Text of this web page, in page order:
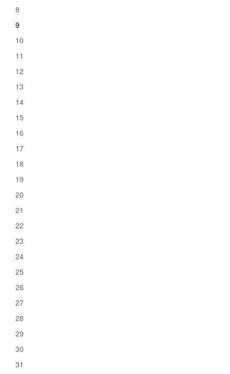
8
9
10
11
12
13
14
15
16
17
18
19
20
21
22
23
24
25
26
27
28
29
30
31